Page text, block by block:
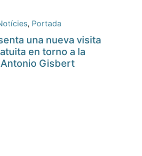
, Portada
una nueva visita
en torno a la
Gisbert